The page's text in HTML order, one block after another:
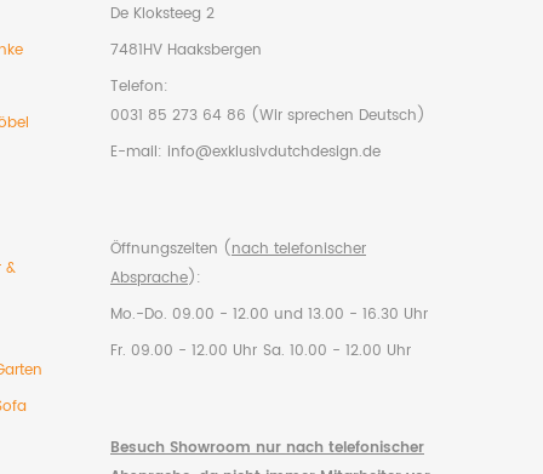
&
De Kloksteeg 2
7481HV Haaksbergen
Telefon:
0031 85 273 64 86 (Wir sprechen Deutsch)
E-mail: info@exklusivdutchdesign.de
Öffnungszeiten (nach telefonischer
Absprache):
Mo.-Do. 09.00 - 12.00 und 13.00 - 16.30 Uhr
Fr. 09.00 - 12.00 Uhr Sa. 10.00 - 12.00 Uhr
Besuch Showroom nur nach telefonischer